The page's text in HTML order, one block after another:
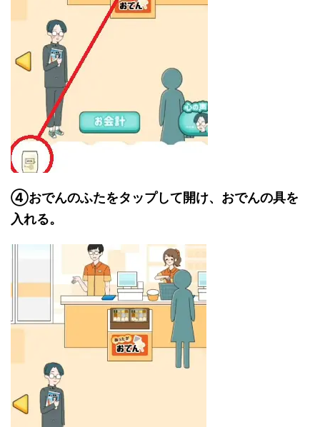
④おでんのふたをタップして開け、おでんの具を
入れる。